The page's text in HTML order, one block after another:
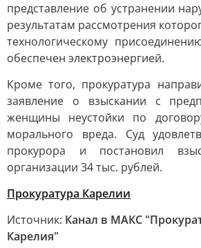
представление об устранении
результатам рассмотрения
технологическому
обеспечен электроэнергией.
Кроме того, прокуратура
заявление о взыскании с
женщины неустойки по
морального вреда. Суд
прокурора и постановил
организации 34 тыс. рублей.
Прокуратура Карелии
Источник: Канал в МАКС
Карелия"